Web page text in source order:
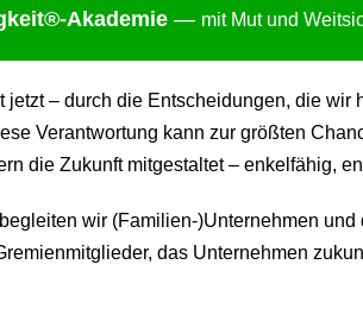
t®-Akademie — mit Mut und
– durch die Entscheidungen, die
Verantwortung kann zur größten
die Zukunft mitgestaltet – enkelfähig,
wir (Familien-)Unternehmen
das Unternehmen